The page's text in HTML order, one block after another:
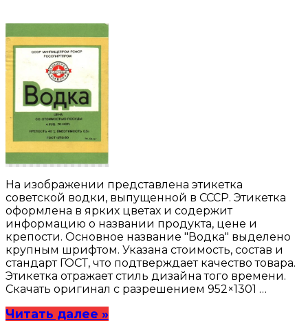
На изображении представлена этикетка
советской водки, выпущенной в СССР. Этикетка
оформлена в ярких цветах и содержит
информацию о названии продукта, цене и
крепости. Основное название "Водка" выделено
крупным шрифтом. Указана стоимость, состав и
стандарт ГОСТ, что подтверждает качество товара.
Этикетка отражает стиль дизайна того времени.
Скачать оригинал с разрешением 952×1301 …
Читать далее »